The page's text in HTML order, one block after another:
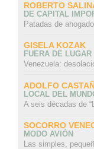
ROBERTO
DE CAPITAL
Patadas de ahogado
GISELA KOZAK
FUERA DE LUGAR
Venezuela:
ADOLFO
LOCAL DEL
A seis décadas de
SOCORRO
MODO AVIÓN
Las simples,